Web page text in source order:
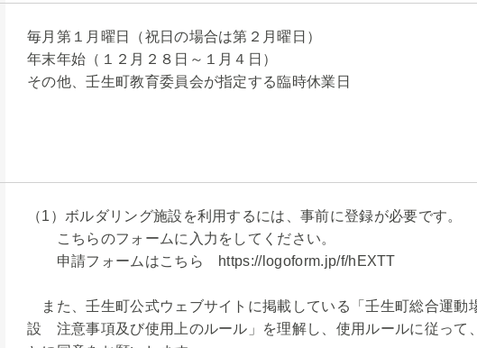
毎月第１月曜日（祝日の場合は第２月曜日）
年末年始（１２月２８日～１月４日）
その他、壬生町教育委員会が指定する臨時休業日
（1）ボルダリング施設を利用するには、事前に登録が必要です。
こちらのフォームに入力をしてください。
申請フォームはこちら https://logoform.jp/f/hEXTT
また、壬生町公式ウェブサイトに掲載している「壬生町総合運動
設 注意事項及び使用上のルール」を理解し、使用ルールに従って